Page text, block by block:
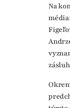
Na